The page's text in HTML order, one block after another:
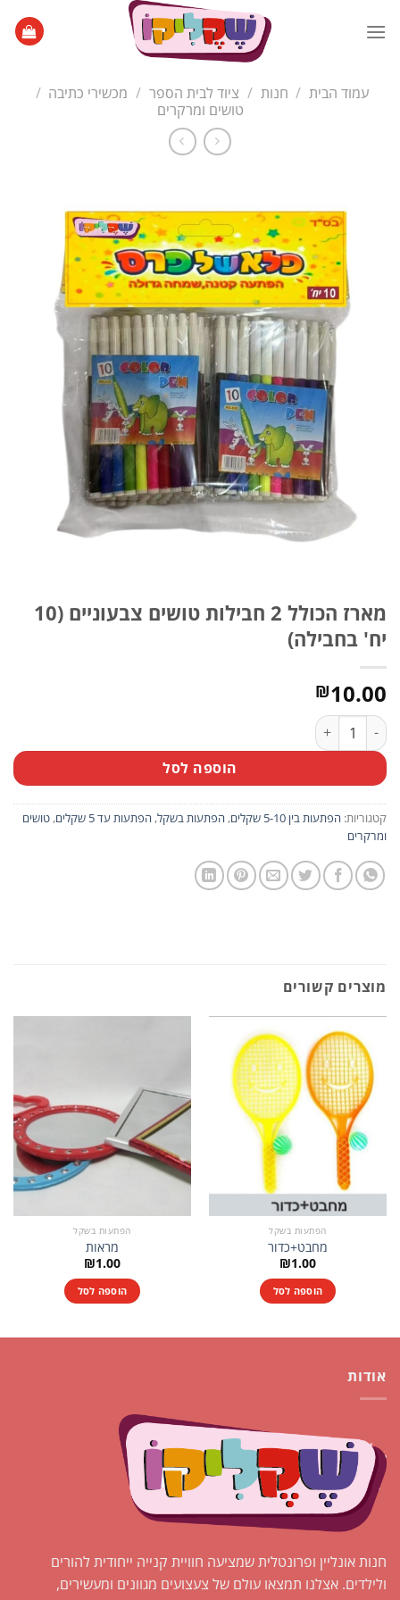
עמוד הבית / חנות / ציוד לבית הספר / מכשירי כתיבה /
טושים ומרקרים
מארז הכולל 2 חבילות טושים צבעוניים (10
יח' בחבילה)
₪10.00
כמות של מארז הכולל 2 חבילות טושים צבעוניים (10 יח' בחבילה)
הוספה לסל
קטגוריות: הפתעות בין 5-10 שקלים , הפתעות בשקל, הפתעות עד 5 שקלים , טושים
ומרקרים
מוצרים קשורים
הפתעות בשקל
מחבט+כדור
₪1.00
הוספה לסל
הפתעות בשקל
מראות
₪1.00
הוספה לסל
אודות
חנות אונליין ופרונטלית שמציעה חוויית קנייה ייחודית להורים
ולילדים. אצלנו תמצאו עולם של צעצועים מגוונים ומעשירים,